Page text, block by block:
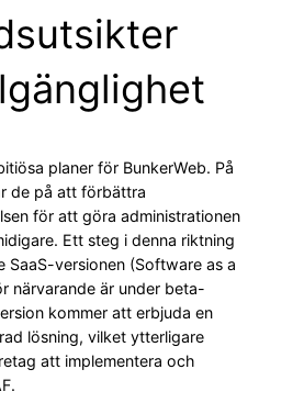
planer för BunkerWeb. På
de på att förbättra
för att göra administrationen
Ett steg i denna riktning
SaaS-versionen (Software as a
närvarande är under beta-
kommer att erbjuda en
lösning, vilket ytterligare
att implementera och